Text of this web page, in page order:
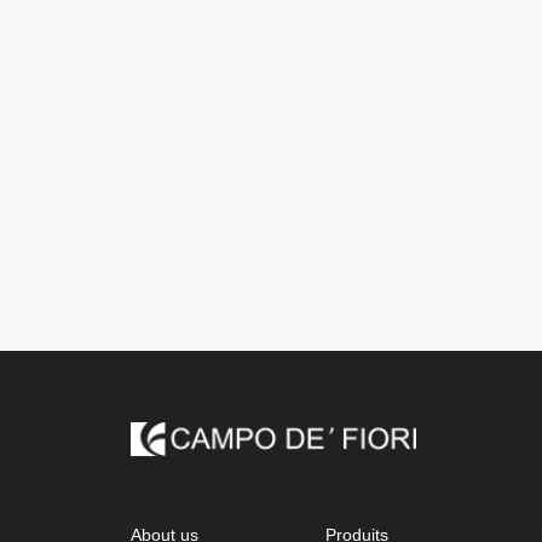
About us Produits